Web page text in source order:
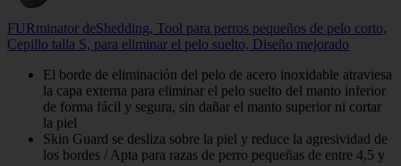
FURminator deShedding, Tool para perros pequeños de pelo corto,
Cepillo talla S, para eliminar el pelo suelto, Diseño mejorado
El borde de eliminación del pelo de acero inoxidable atraviesa
la capa externa para eliminar el pelo suelto del manto inferior
de forma fácil y segura, sin dañar el manto superior ni cortar
la piel
Skin Guard se desliza sobre la piel y reduce la agresividad de
los bordes / Apta para razas de perro pequeñas de entre 4,5 y